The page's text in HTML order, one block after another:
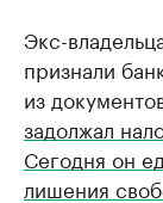
Экс-
признали
из
задолжал
Сегодня он
лишения